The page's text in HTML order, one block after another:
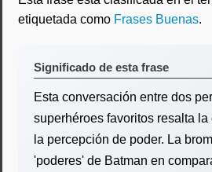
etiquetada como Frases Buenas.
Significado de esta frase
Esta conversación entre dos
superhéroes favoritos resalta la
la percepción de poder. La
'poderes' de Batman en